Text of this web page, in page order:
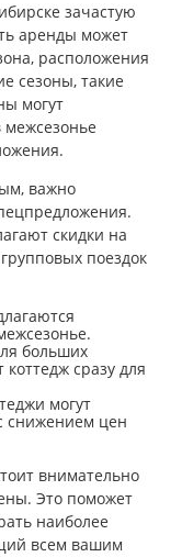
зачастую
аренды может
расположения
сезоны, такие
могут
межсезонье
важно
скидки на
поездок
больших
сразу для
могут
снижением цен
внимательно
Это поможет
наиболее
всем вашим